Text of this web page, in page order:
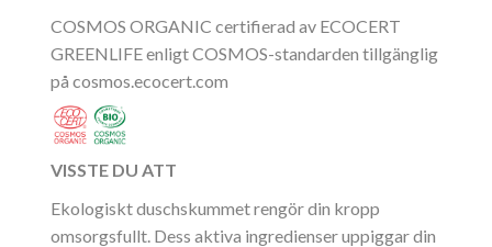
COSMOS ORGANIC certifierad av ECOCERT
GREENLIFE enligt COSMOS-standarden tillgänglig
på cosmos.ecocert.com
VISSTE DU ATT
Ekologiskt duschskummet rengör din kropp
omsorgsfullt. Dess aktiva ingredienser uppiggar din